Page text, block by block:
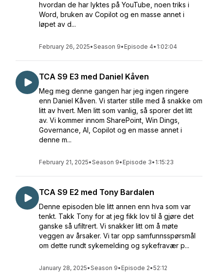
hvordan de har lyktes på YouTube, noen triks i
Word, bruken av Copilot og en masse annet i
løpet av d...
February 26, 2025•Season 9• Episode 4• 1:02:04
TCA S9 E3 med Daniel Kåven
Meg meg denne gangen har jeg ingen ringere
enn Daniel Kåven. Vi starter stille med å snakke om
litt av hvert. Men litt som vanlig, så sporer det litt
av. Vi kommer innom SharePoint, Win Dings,
Governance, AI, Copilot og en masse annet i
denne m...
February 21, 2025•Season 9• Episode 3• 1:15:23
TCA S9 E2 med Tony Bardalen
Denne episoden ble litt annen enn hva som var
tenkt. Takk Tony for at jeg fikk lov til å gjøre det
ganske så ufiltrert. Vi snakker litt om å møte
veggen av årsaker. Vi tar opp samfunnsspørsmål
om dette rundt sykemelding og sykefravær p...
January 28, 2025•Season 9• Episode 2•52:12